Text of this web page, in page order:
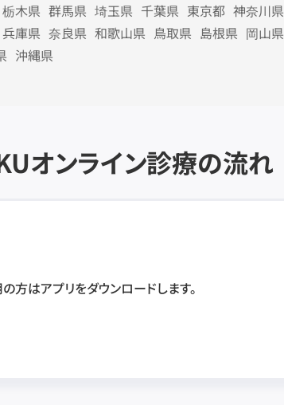
栃木県 群馬県 埼玉県 千葉県 東京都 神奈川県
兵庫県 奈良県 和歌山県 鳥取県 島根県 岡山県
沖縄県
オンライン診療の流れ
方はアプリをダウンロードします。